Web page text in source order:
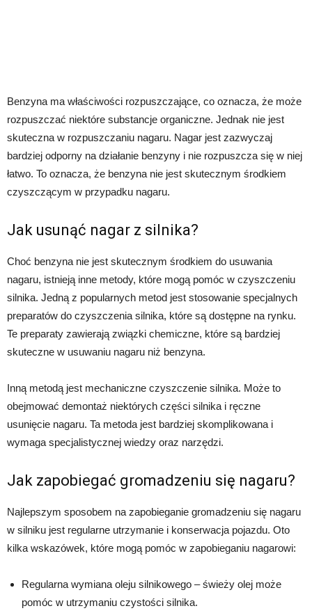
Benzyna ma właściwości rozpuszczające, co oznacza, że może
rozpuszczać niektóre substancje organiczne. Jednak nie jest
skuteczna w rozpuszczaniu nagaru. Nagar jest zazwyczaj
bardziej odporny na działanie benzyny i nie rozpuszcza się w niej
łatwo. To oznacza, że benzyna nie jest skutecznym środkiem
czyszczącym w przypadku nagaru.
Jak usunąć nagar z silnika?
Choć benzyna nie jest skutecznym środkiem do usuwania
nagaru, istnieją inne metody, które mogą pomóc w czyszczeniu
silnika. Jedną z popularnych metod jest stosowanie specjalnych
preparatów do czyszczenia silnika, które są dostępne na rynku.
Te preparaty zawierają związki chemiczne, które są bardziej
skuteczne w usuwaniu nagaru niż benzyna.
Inną metodą jest mechaniczne czyszczenie silnika. Może to
obejmować demontaż niektórych części silnika i ręczne
usunięcie nagaru. Ta metoda jest bardziej skomplikowana i
wymaga specjalistycznej wiedzy oraz narzędzi.
Jak zapobiegać gromadzeniu się nagaru?
Najlepszym sposobem na zapobieganie gromadzeniu się nagaru
w silniku jest regularne utrzymanie i konserwacja pojazdu. Oto
kilka wskazówek, które mogą pomóc w zapobieganiu nagarowi:
Regularna wymiana oleju silnikowego – świeży olej może
pomóc w utrzymaniu czystości silnika.